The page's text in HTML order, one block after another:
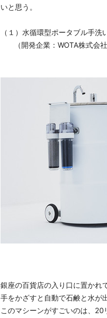
いと思う。
（１）水循環型ポータブル手洗
（開発企業：WOTA株式会社
銀座の百貨店の入り口に置かれ
手をかざすと自動で石鹸と水が
このマシーンがすごいのは、